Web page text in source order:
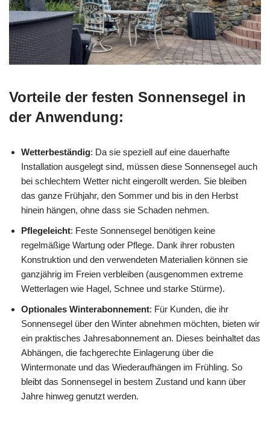
Vorteile der festen Sonnensegel in
der Anwendung:
Wetterbeständig: Da sie speziell auf eine dauerhafte
Installation ausgelegt sind, müssen diese Sonnensegel auch
bei schlechtem Wetter nicht eingerollt werden. Sie bleiben
das ganze Frühjahr, den Sommer und bis in den Herbst
hinein hängen, ohne dass sie Schaden nehmen.
Pflegeleicht: Feste Sonnensegel benötigen keine
regelmäßige Wartung oder Pflege. Dank ihrer robusten
Konstruktion und den verwendeten Materialien können sie
ganzjährig im Freien verbleiben (ausgenommen extreme
Wetterlagen wie Hagel, Schnee und starke Stürme).
Optionales Winterabonnement: Für Kunden, die ihr
Sonnensegel über den Winter abnehmen möchten, bieten wir
ein praktisches Jahresabonnement an. Dieses beinhaltet das
Abhängen, die fachgerechte Einlagerung über die
Wintermonate und das Wiederaufhängen im Frühling. So
bleibt das Sonnensegel in bestem Zustand und kann über
Jahre hinweg genutzt werden.